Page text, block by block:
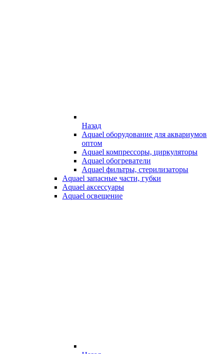
Назад
Aquael оборудование для аквариумов
оптом
Aquael компрессоры, циркуляторы
Aquael обогреватели
Aquael фильтры, стерилизаторы
Aquael запасные части, губки
Aquael аксессуары
Aquael освещение